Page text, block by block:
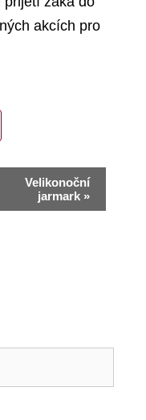
akcích pro
Velikonoční
jarmark »